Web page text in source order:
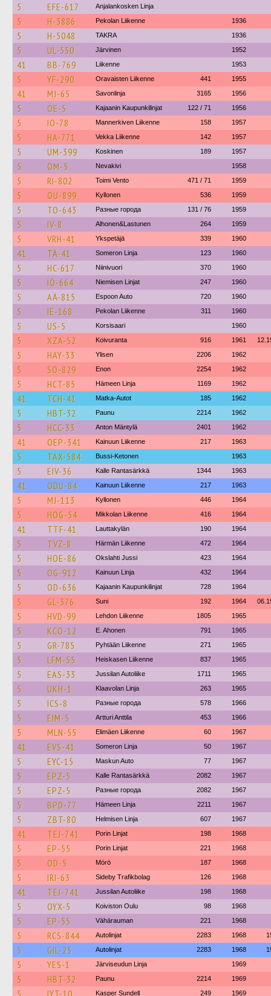
5 EFE-617 Anjalankosken Linja
5 H-3886 Pekolan Liikenne 1936
5 H-5048 TAKRA 1936
5 UL-550 Järvinen 1952
41 BB-769 Liikenne 1953
5 YF-290 Oravaisten Liikenne 441 1955
41 MJ-65 Savonlinja 3165 1956
5 OE-5 Kajaanin Kaupunkilinjat 122 / 71 1956
5 IO-78 Mannerkiven Liikenne 158 1957
5 HA-771 Vekka Liikenne 142 1957
5 UM-399 Koskinen 189 1957
5 OM-5 Nevakivi 1958
5 RI-802 Toimi Vento 471 / 71 1959
5 OU-899 Kyllonen 536 1959
5 TO-643 Разные города 131 / 76 1959
5 IV-8 Alhonen&Lastunen 264 1959
5 VRH-41 Ykspetäjä 339 1960
41 TÄ-41 Someron Linja 123 1960
5 HC-617 Niinivuori 370 1960
5 IÖ-664 Niemisen Linjat 247 1960
5 AÄ-815 Espoon Auto 720 1960
5 IE-168 Pekolan Liikenne 311 1960
5 US-5 Korsisaari 1960
5 XZA-52 Koivuranta 916 1961
5 HAY-33 Ylisen 2206 1962
5 SO-829 Enon 2254 1962
5 HCT-85 Hämeen Linja 1169 1962
41 TCH-41 Matka-Autot 185 1962
5 HBT-32 Paunu 2214 1962
5 HCC-33 Anton Mäntylä 2401 1962
41 OEP-341 Kainuun Liikenne 217 1963
5 TAX-584 Bussi-Ketonen 1963
5 EIV-36 Kalle Rantasärkkä 1344 1963
41 ODU-84 Kainuun Liikenne 217 1963
5 MJ-113 Kyllonen 446 1964
5 HOG-54 Mikkolan Liikenne 416 1964
41 TTF-41 Lauttakylän 190 1964
5 TVZ-8 Härmän Liikenne 472 1964
5 HOE-86 Okslahti Jussi 423 1964
5 OG-912 Kainuun Linja 432 1964
5 OD-636 Kajaanin Kaupunkilinjat 728 1964
5 GL-376 Suni 192 1964
5 HVD-99 Lehdon Liikenne 1805 1965
5 KCO-12 E. Ahonen 791 1965
5 GR-785 Pyhtään Liikenne 271 1965
5 LFM-55 Heiskasen Liikenne 837 1965
5 EAS-33 Jussilan Autoliike 1711 1965
5 UKH-1 Klaavolan Linja 263 1965
5 ICS-8 Разные города 578 1966
5 EIM-5 Artturi Anttila 453 1966
5 MLN-55 Elimäen Liikenne 60 1967
41 EVS-41 Someron Linja 50 1967
5 EYC-15 Maskun Auto 77 1967
5 EPZ-5 Kalle Rantasärkkä 2082 1967
5 EPZ-5 Разные города 2082 1967
5 BPD-77 Hämeen Linja 2211 1967
5 ZBT-80 Helmisen Linja 607 1967
41 TEJ-741 Porin Linjat 198 1968
5 EP-55 Porin Linjat 221 1968
5 OD-5 Mörö 187 1968
5 IRI-63 Sideby Trafikbolag 126 1968
41 TEJ-741 Jussilan Autoliike 198 1968
5 OYX-5 Koiviston Oulu 98 1968
5 EP-55 Vähärauman 221 1968
5 RCS-844 Autolinjat 2283 1968
5 GIL-25 Autolinjat 2283 1968
5 YES-1 Järviseudun Linja 1969
5 HBT-32 Paunu 2214 1969
5 IYT-10 Kasper Sundell 249 1969